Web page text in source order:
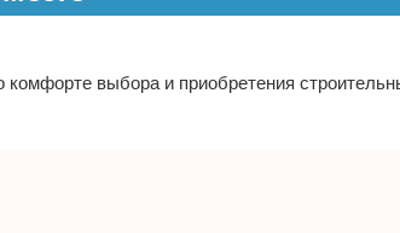
выбора и приобретения